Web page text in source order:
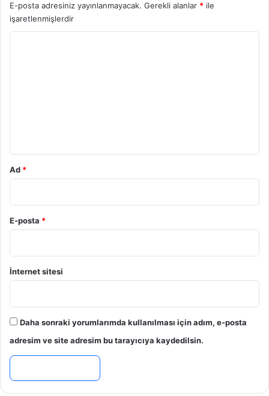
E-posta adresiniz yayınlanmayacak. Gerekli alanlar * ile
işaretlenmişlerdir
Ad *
E-posta *
İnternet sitesi
Daha sonraki yorumlarımda kullanılması için adım, e-posta
adresim ve site adresim bu tarayıcıya kaydedilsin.